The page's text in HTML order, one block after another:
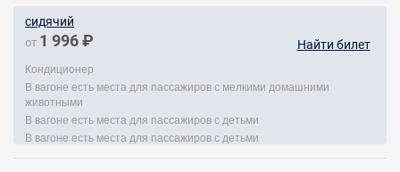
сидячий
от 1 996 ₽ Найти билет
Кондиционер
В вагоне есть места для пассажиров с мелкими домашними
животными
В вагоне есть места для пассажиров с детьми
В вагоне есть места для пассажиров с детьми